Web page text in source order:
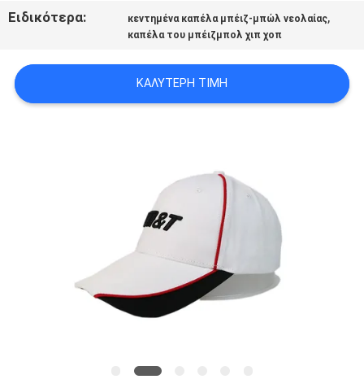
POLICY
Ειδικότερα: κεντημένα καπέλα μπέιζ-μπώλ νεολαίας,
καπέλα του μπέιζμπολ χιπ χοπ
ΚΑΛΎΤΕΡΗ ΤΙΜΉ